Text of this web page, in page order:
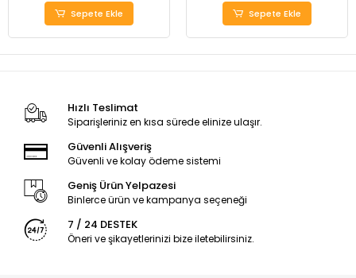
Sepete Ekle Sepete Ekle
Hızlı Teslimat
Siparişleriniz en kısa sürede elinize ulaşır.
Güvenli Alışveriş
Güvenli ve kolay ödeme sistemi
Geniş Ürün Yelpazesi
Binlerce ürün ve kampanya seçeneği
7 / 24 DESTEK
Öneri ve şikayetlerinizi bize iletebilirsiniz.